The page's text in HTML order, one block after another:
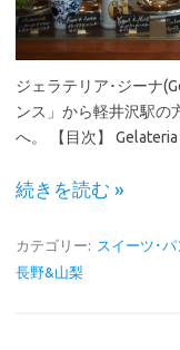
ジェラテリア･ジーナ
ンス」から軽井沢駅の
へ。 【目次】
続きを読む »
カテゴリー: スイーツ･パ
長野&山梨